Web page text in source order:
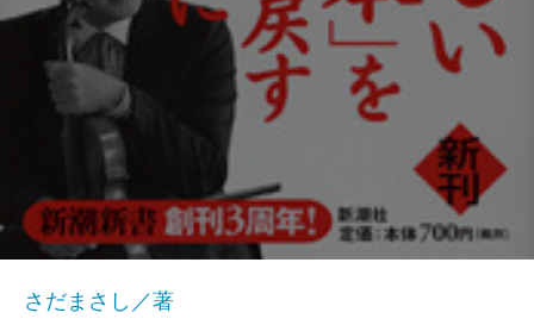
さだまさし／著